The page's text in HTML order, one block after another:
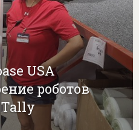
USA
роботов